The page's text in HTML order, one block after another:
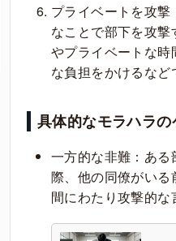
プライベートを攻
なことで部下を攻撃
やプライベートな
な負担をかけるなど
具体的なモラハラの
一方的な非難：ある
際、他の同僚がい
間にわたり攻撃的な